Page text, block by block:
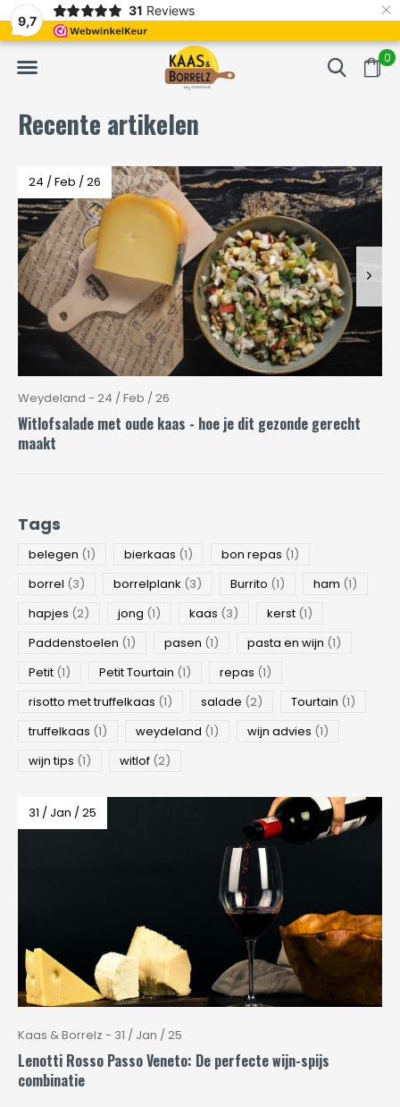
9,7
31 Reviews ×
0
Vers van het mes en gevacumeerd Vaak volgende
Recente artikelen
24 / Feb / 26
Weydeland - 24 / Feb / 26
Witlofsalade met oude kaas - hoe je dit gezonde gerecht
maakt
Tags
belegen (1) bierkaas (1) bon repas (1)
borrel (3) borrelplank (3) Burrito (1) ham (1)
hapjes (2) jong (1) kaas (3) kerst (1)
Paddenstoelen (1) pasen (1) pasta en wijn (1)
Petit (1) Petit Tourtain (1) repas (1)
risotto met truffelkaas (1) salade (2) Tourtain (1)
truffelkaas (1) weydeland (1) wijn advies (1)
wijn tips (1) witlof (2)
31 / Jan / 25
Kaas & Borrelz - 31 / Jan / 25
Lenotti Rosso Passo Veneto: De perfecte wijn-spijs
combinatie